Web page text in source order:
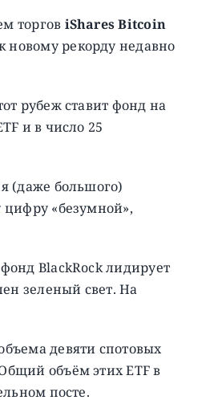
торгов iShares Bitcoin
рекорду недавно
рубеж ставит фонд на
и в число 25
(даже большого)
цифру «безумной»,
BlackRock лидирует
зеленый свет. На
девяти спотовых
объём этих ETF в
посте.